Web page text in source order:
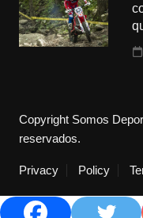
Copyright Somos
reservados.
Privacy Policy